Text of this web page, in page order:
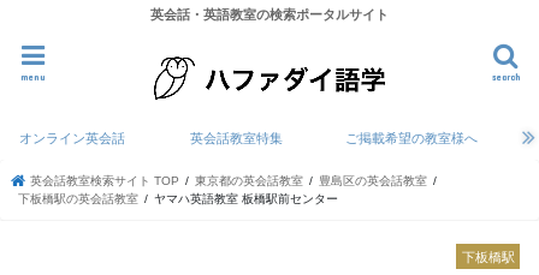
英会話・英語教室の検索ポータルサイト
search
menu
オンライン英会話 英会話教室特集 ご掲載希望の教室様へ
英会話教室検索サイト TOP 東京都の英会話教室
豊島区の英会話教室
下板橋駅の英会話教室
ヤマハ英語教室 板橋駅前センター
下板橋駅